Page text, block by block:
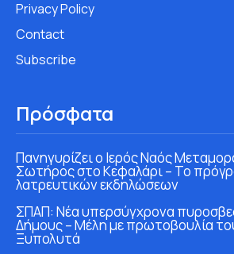
Privacy Policy
Contact
Subscribe
Πρόσφατα
Πανηγυρίζει ο Ιερός Ναός
Σωτήρος στο Κεφαλάρι – Το
λατρευτικών εκδηλώσεων
ΣΠΑΠ: Νέα υπερσύγχρονα
Δήμους – Μέλη με πρωτοβουλία
Ξυπολυτά